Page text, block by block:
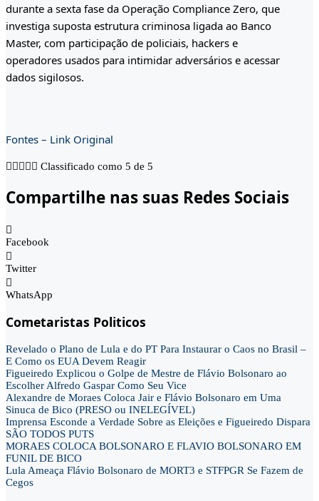
durante a sexta fase da Operação Compliance Zero, que
investiga suposta estrutura criminosa ligada ao Banco
Master, com participação de policiais, hackers e
operadores usados para intimidar adversários e acessar
dados sigilosos.
Fontes – Link Original
     Classificado como 5 de 5
Compartilhe nas suas Redes Sociais
Facebook
Twitter
WhatsApp
Cometaristas Politicos
Revelado o Plano de Lula e do PT Para Instaurar o Caos no Brasil –
E Como os EUA Devem Reagir
Figueiredo Explicou o Golpe de Mestre de Flávio Bolsonaro ao
Escolher Alfredo Gaspar Como Seu Vice
Alexandre de Moraes Coloca Jair e Flávio Bolsonaro em Uma
Sinuca de Bico (PRESO ou INELEGÍVEL)
Imprensa Esconde a Verdade Sobre as Eleições e Figueiredo Dispara
SÃO TODOS PUTS
MORAES COLOCA BOLSONARO E FLAVIO BOLSONARO EM
FUNIL DE BICO
Lula Ameaça Flávio Bolsonaro de MORT3 e STFPGR Se Fazem de
Cegos